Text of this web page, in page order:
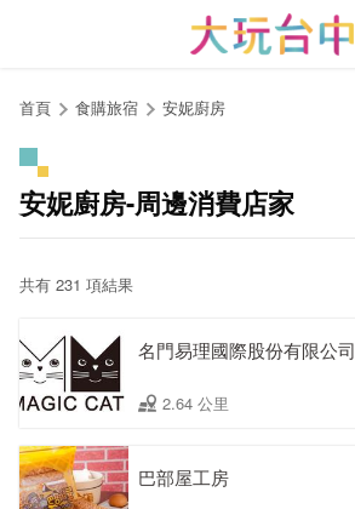
首頁 食購旅宿 安妮廚房
安妮廚房-周邊消費店家
共有 231 項結果
名門易理國際股份有限公司
2.64 公里
巴部屋工房